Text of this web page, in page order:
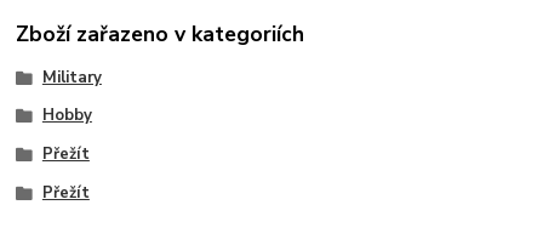
Zboží zařazeno v kategoriích
Military
Hobby
Přežít
Přežít